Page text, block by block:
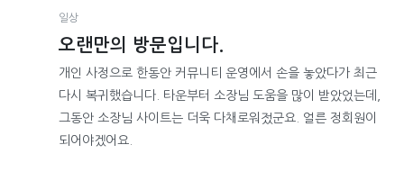
일상
오랜만의 방문입니다.
개인 사정으로 한동안 커뮤니티 운영에서 손을 놓았다가 최근
다시 복귀했습니다. 타운부터 소장님 도움을 많이 받았었는데,
그동안 소장님 사이트는 더욱 다채로워젔군요. 얼른 정회원이
되어야겠어요.